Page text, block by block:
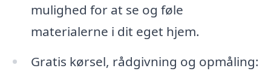
mulighed for at se og føle
materialerne i dit eget hjem.
Gratis kørsel, rådgivning og opmåling: